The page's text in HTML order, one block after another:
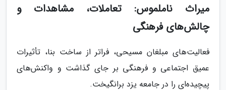
میراث ناملموس: تعاملات، مشاهدات و
چالش‌های فرهنگی
فعالیت‌های مبلغان مسیحی، فراتر از ساخت بنا، تأثیرات
عمیق اجتماعی و فرهنگی بر جای گذاشت و واکنش‌های
پیچیده‌ای را در جامعه یزد برانگیخت.